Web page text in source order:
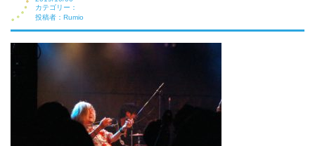
カテゴリー：
投稿者：Rumio